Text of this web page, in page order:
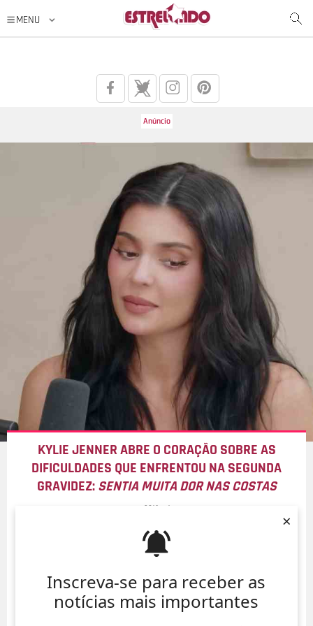
Inscreva-se para receber as
notícias mais importantes
×
KYLIE JENNER ABRE O CORAÇÃO SOBRE AS
DIFICULDADES QUE ENFRENTOU NA SEGUNDA
GRAVIDEZ:SENTIA MUITA DOR NAS COSTAS
06/Ago/